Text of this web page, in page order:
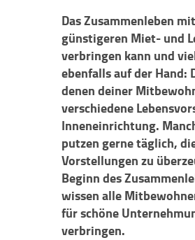
Das Zusammenleben
günstigeren Miet- und
verbringen kann und
ebenfalls auf der Hand:
denen deiner
verschiedene
Inneneinrichtung.
putzen gerne täglich,
Vorstellungen zu
Beginn des
wissen alle
für schöne
verbringen.